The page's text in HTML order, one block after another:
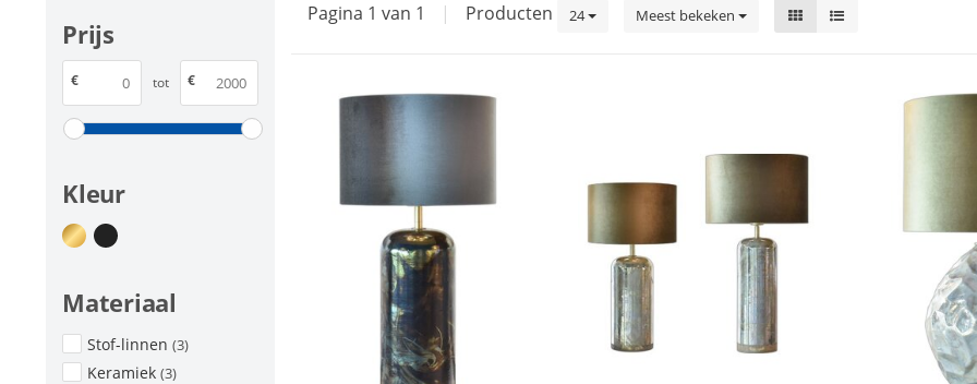
Prijs
€ tot €
Kleur
Materiaal
Stof-linnen (3)
Keramiek (3)
Pagina 1 van 1 | Producten 24 Meest bekeken